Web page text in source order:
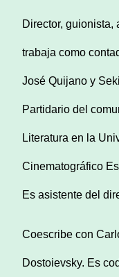
Director, guionista,
trabaja como
José Quijano y
Partidario del
Literatura en la
Cinematográfico
Es asistente del
Coescribe con
Dostoievsky. Es